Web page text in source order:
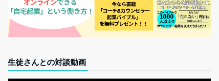
生徒さんとの対談動画